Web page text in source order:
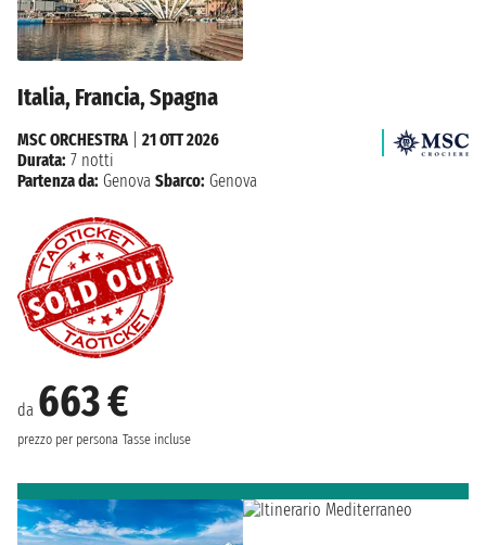
Italia, Francia, Spagna
da 663 €
prezzo per persona Tasse incluse
MSC ORCHESTRA| 21 OTT 2026
Durata: 7 notti
Partenza da: Genova Sbarco: Genova